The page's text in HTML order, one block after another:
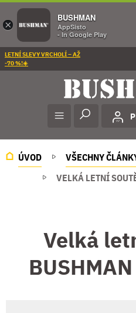
LETNÍ SLEVY VRCHOLÍ – AŽ
-70 %!☀️
ÚVOD VŠECHNY
VELKÁ LETNÍ
Velká
×
BUSHMAN
AppSisto
- In Google Play